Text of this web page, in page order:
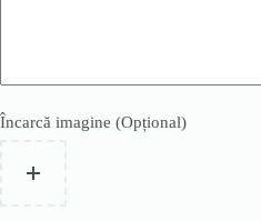
Încarcă imagine (Opțional)